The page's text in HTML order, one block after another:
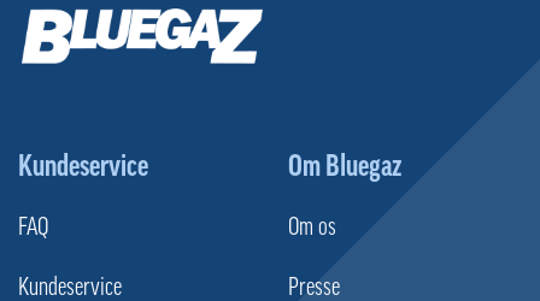
Kundeservice
FAQ
Kundeservice
Om Bluegaz
Om os
Presse